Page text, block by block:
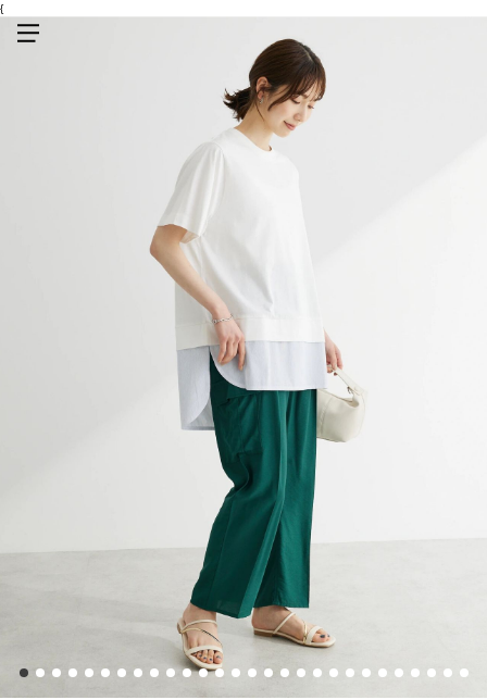
{
1 2 3 4 5 6 7 8 9 10 11 12 13 14 15 16 17 18 19 20 21 22 23 24 25 26 27